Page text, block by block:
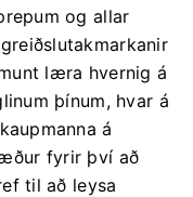
og allar
læra hvernig á
þínum, hvar á
á
fyrir því að
til að leysa